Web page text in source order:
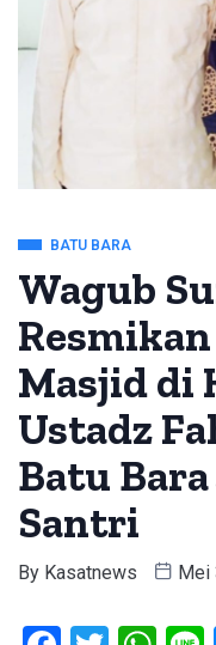
BATU BARA
Wagub
Masjid di
Ustadz
Batu
Santri
By Kasatnews Mei